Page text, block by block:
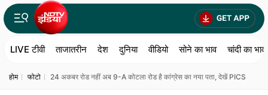
LIVE टीवी ताजातरीन देश दुनिया वीडियो सोने का भाव चांदी का भाव
होम फोटो 24 अकबर रोड नहीं अब 9-A कोटला रोड है कांग्रेस का नया पता, देखें PICS